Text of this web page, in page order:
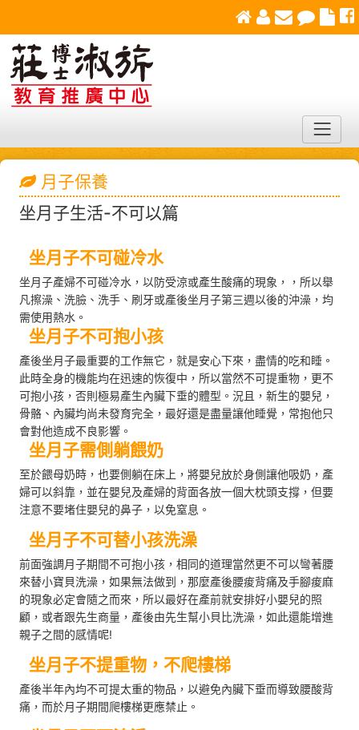
月子保養
坐月子生活-不可以篇
坐月子不可碰冷水
坐月子產婦不可碰冷水，以防受涼或產生酸痛的現象，，所以舉
凡擦澡、洗臉、洗手、刷牙或產後坐月子第三週以後的沖澡，均
需使用熱水。
坐月子不可抱小孩
產後坐月子最重要的工作無它，就是安心下來，盡情的吃和睡。
此時全身的機能均在迅速的恢復中，所以當然不可提重物，更不
可抱小孩，否則極易產生內臟下垂的體型。況且，新生的嬰兒，
骨骼、內臟均尚未發育完全，最好還是盡量讓他睡覺，常抱他只
會對他造成不良影響。
坐月子需側躺餵奶
至於餵母奶時，也要側躺在床上，將嬰兒放於身側讓他吸奶，產
婦可以斜靠，並在嬰兒及產婦的背面各放一個大枕頭支撐，但要
注意不要堵住嬰兒的鼻子，以免窒息。
坐月子不可替小孩洗澡
前面強調月子期間不可抱小孩，相同的道理當然更不可以彎著腰
來替小寶貝洗澡，如果無法做到，那麼產後腰痠背痛及手腳痠麻
的現象必定會隨之而來，所以最好在產前就安排好小嬰兒的照
顧，或者跟先生商量，產後由先生幫小貝比洗澡，如此還能增進
親子之間的感情呢!
坐月子不提重物，不爬樓梯
產後半年內均不可提太重的物品，以避免內臟下垂而導致腰酸背
痛，而於月子期間爬樓梯更應禁止。